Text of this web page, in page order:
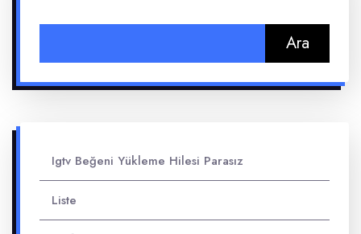
Igtv Beğeni Yükleme Hilesi Parasız
Liste